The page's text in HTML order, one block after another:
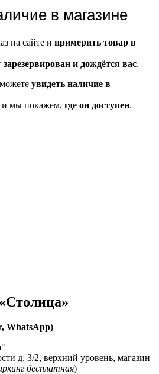
в магазине
на сайте и примерить товар в
зарезервирован и дождётся вас.
увидеть наличие в
и мы покажем, где он доступен.
WhatsApp)
д. 3/2, верхний уровень, магазин
бесплатная)